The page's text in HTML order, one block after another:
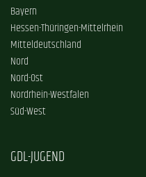
Bayern
Hessen-Thüringen-Mittelrhein
Mitteldeutschland
Nord
Nord-Ost
Nordrhein-Westfalen
Süd-West
GDL-JUGEND